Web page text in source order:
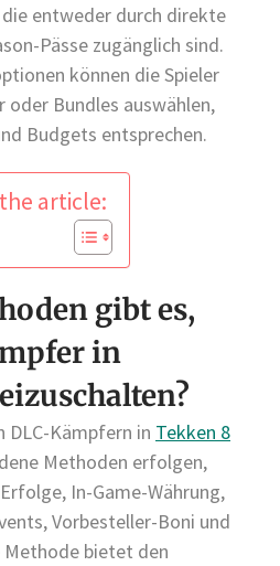
entweder durch direkte
Pässe zugänglich sind.
können die Spieler
Bundles auswählen,
Budgets entsprechen.
article:
gibt es,
in
DLC-Kämpfern in Tekken 8
Methoden erfolgen,
In-Game-Währung,
Vorbesteller-Boni und
Methode bietet den